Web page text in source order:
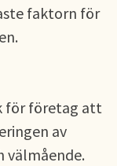
faktorn för
för företag att
av
välmående.